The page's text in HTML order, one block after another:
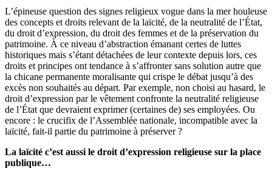
L’épineuse question des signes religieux vogue dans la mer houleuse
des concepts et droits relevant de la laïcité, de la neutralité de l’État,
du droit d’expression, du droit des femmes et de la préservation du
patrimoine. À ce niveau d’abstraction émanant certes de luttes
historiques mais s’étant détachées de leur contexte depuis lors, ces
droits et principes ont tendance à s’affronter sans solution autre que
la chicane permanente moralisante qui crispe le débat jusqu’à des
excès non souhaités au départ. Par exemple, non choisi au hasard, le
droit d’expression par le vêtement confronte la neutralité religieuse
de l’État que devraient exprimer (certaines de) ses employées. Ou
encore : le crucifix de l’Assemblée nationale, incompatible avec la
laïcité, fait-il partie du patrimoine à préserver ?
La laïcité c’est aussi le droit d’expression religieuse sur la place
publique…